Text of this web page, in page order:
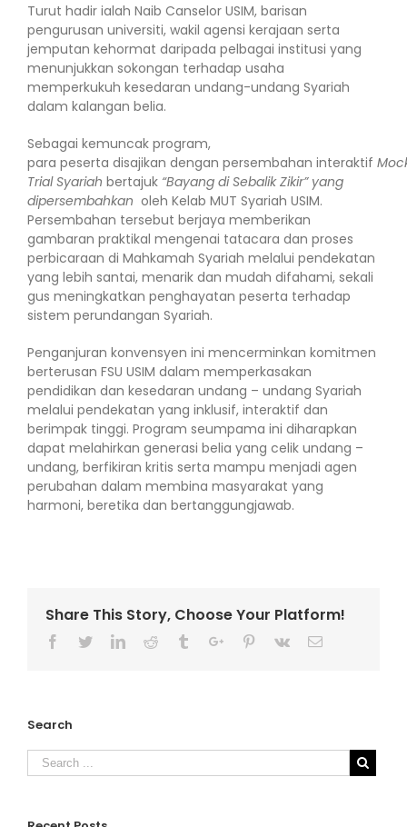
Turut hadir ialah Naib Canselor USIM, barisan
pengurusan universiti, wakil agensi kerajaan serta
jemputan kehormat daripada pelbagai institusi yang
menunjukkan sokongan terhadap usaha
memperkukuh kesedaran undang-undang Syariah
dalam kalangan belia.
Sebagai kemuncak program,
para peserta disajikan dengan persembahan interaktif
Trial Syariah bertajuk “Bayang di Sebalik Zikir” yang
dipersembahkan oleh Kelab MUT Syariah USIM.
Persembahan tersebut berjaya memberikan
gambaran praktikal mengenai tatacara dan proses
perbicaraan di Mahkamah Syariah melalui pendekatan
yang lebih santai, menarik dan mudah difahami, sekali
gus meningkatkan penghayatan peserta terhadap
sistem perundangan Syariah.
Penganjuran konvensyen ini mencerminkan komitmen
berterusan FSU USIM dalam memperkasakan
pendidikan dan kesedaran undang – undang Syariah
melalui pendekatan yang inklusif, interaktif dan
berimpak tinggi. Program seumpama ini diharapkan
dapat melahirkan generasi belia yang celik undang –
undang, berfikiran kritis serta mampu menjadi agen
perubahan dalam membina masyarakat yang
harmoni, beretika dan bertanggungjawab.
Share This Story, Choose Your Platform!
Facebook
TwitterLinkedinReddit TumblrGoogle+Pinterest
Vk Email
Search